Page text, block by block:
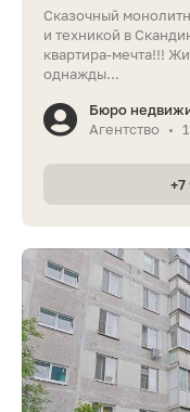
Сказочный
и техникой в
квартира-мечта!!!
однажды...
Бюро
Агентство
•
+7